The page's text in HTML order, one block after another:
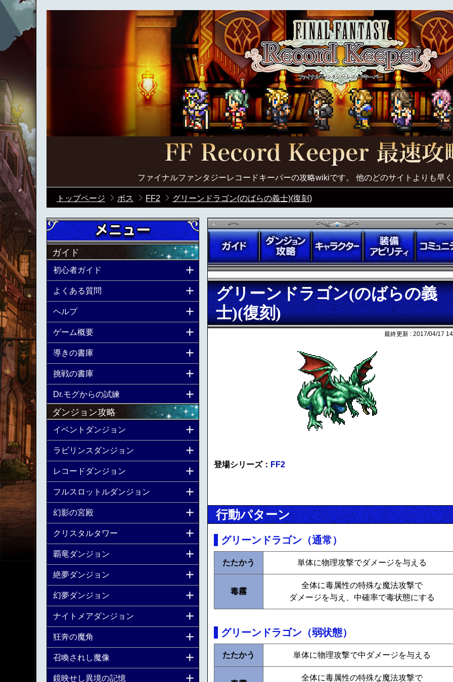
ファイナルファンタジーレコードキーパーの攻略wikiです。 他のどのサイトよりも早
トップページ ボス FF2 グリーンドラゴン(のばらの義士)(復刻)
グリーンドラゴン(のばらの義
士)(復刻)
最終更新 : 2017/04/17
登場シリーズ： FF2
行動パターン
グリーンドラゴン（通常）
たたかう 単体に物理攻撃でダメージを与える
毒霧
全体に毒属性の特殊な魔法攻撃で
ダメージを与え、中確率で毒状態にする
グリーンドラゴン（弱状態）
たたかう 単体に物理攻撃で中ダメージを与える
全体に毒属性の特殊な魔法攻撃で
ガイド
初心者ガイド
よくある質問
ヘルプ
ゲーム概要
導きの書庫
挑戦の書庫
Dr.モグからの試練
ダンジョン攻略
イベントダンジョン
ラビリンスダンジョン
レコードダンジョン
フルスロットルダンジョン
幻影の宮殿
クリスタルタワー
覇竜ダンジョン
絶夢ダンジョン
幻夢ダンジョン
ナイトメアダンジョン
狂奔の魔角
召喚されし魔像
鏡映せし異境の記憶